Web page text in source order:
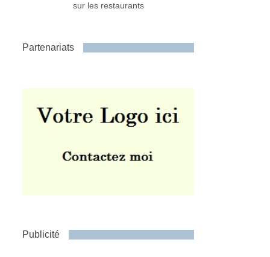
sur les restaurants
Partenariats
Publicité